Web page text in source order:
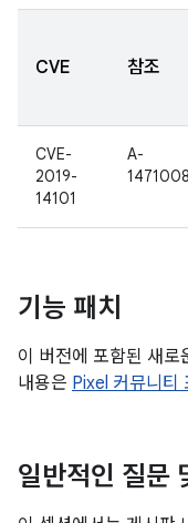
CVE 참조
CVE-
2019-
14101
A-
기능 패치
이 버전에 포함된 새
내용은 Pixel 커뮤니티
일반적인 질문